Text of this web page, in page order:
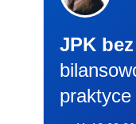
JPK
praktyce